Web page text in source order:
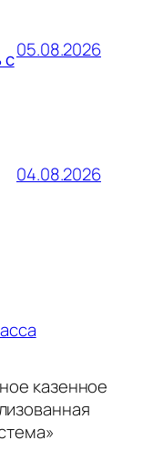
с05.08.2026
04.08.2026
казенное